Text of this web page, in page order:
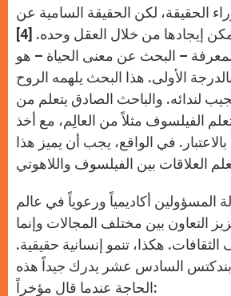
الحقيقة، لكن الحقيقة السامية عن
معنى الحياة لا يمكن إيجادها من خلال العقل وحده. [4]
– البحث عن معنى الحياة – هو
الأولى. هذا البحث يلهمه الروح
لندائه. والباحث الصادق يتعلم من
الفيلسوف مثلاً من العالِم، مع أخذ
في الواقع، يجب أن يميز هذا
أكاديمياً ورعوياً في عالم
التعاون بين مختلف المجالات وإنما
هكذا، تنمو إنسانية حقيقية.
بندكتس السادس عشر يدرك جيداً هذه
الحاجة عندما قال مؤخراً: